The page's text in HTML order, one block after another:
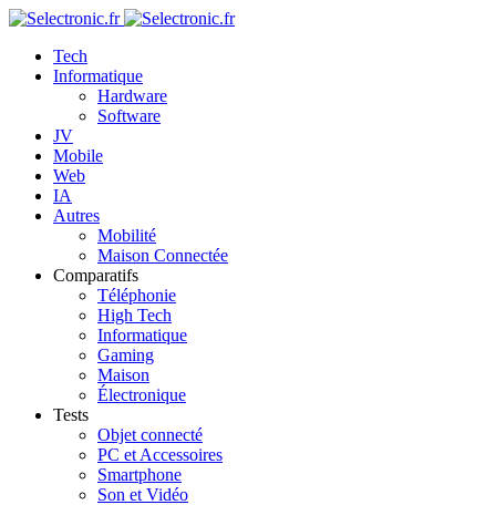
Tech
Informatique
Hardware
Software
JV
Mobile
Web
IA
Autres
Mobilité
Maison Connectée
Comparatifs
Téléphonie
High Tech
Informatique
Gaming
Maison
Électronique
Tests
Objet connecté
PC et Accessoires
Smartphone
Son et Vidéo